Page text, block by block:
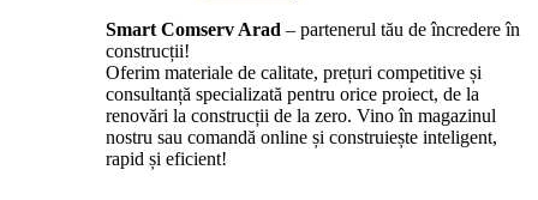
Smart Comserv Arad – partenerul tău de încredere în
construcții!
Oferim materiale de calitate, prețuri competitive și
consultanță specializată pentru orice proiect, de la
renovări la construcții de la zero. Vino în magazinul
nostru sau comandă online și construiește inteligent,
rapid și eficient!